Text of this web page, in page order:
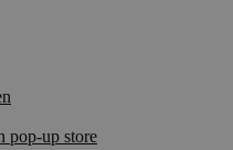
pop-up store